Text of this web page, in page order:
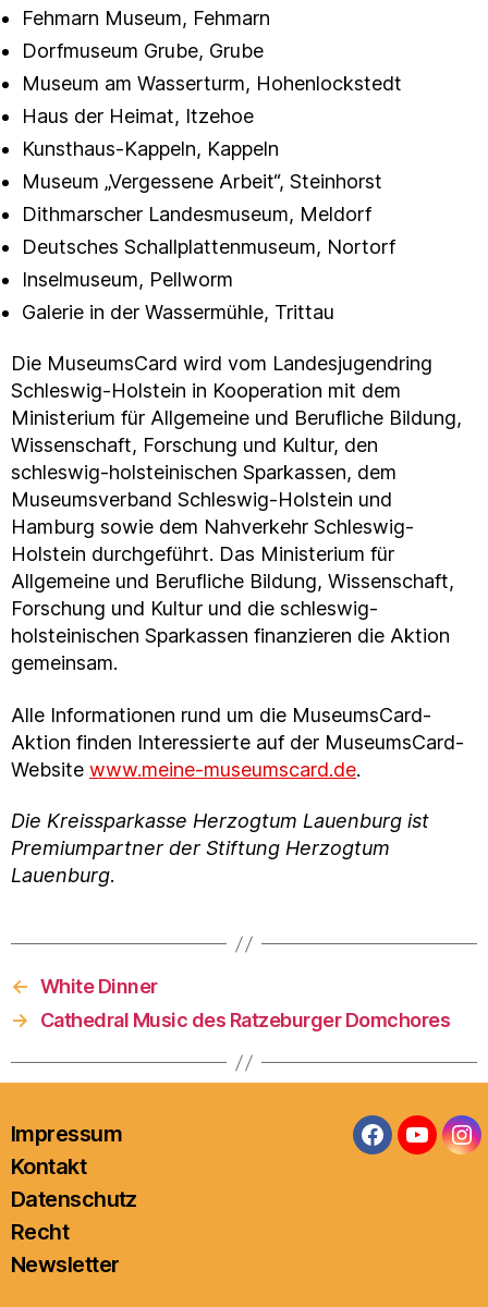
Fehmarn Museum, Fehmarn
Dorfmuseum Grube, Grube
Museum am Wasserturm, Hohenlockstedt
Haus der Heimat, Itzehoe
Kunsthaus-Kappeln, Kappeln
Museum „Vergessene Arbeit“, Steinhorst
Dithmarscher Landesmuseum, Meldorf
Deutsches Schallplattenmuseum, Nortorf
Inselmuseum, Pellworm
Galerie in der Wassermühle, Trittau
Die MuseumsCard wird vom Landesjugendring
Schleswig-Holstein in Kooperation mit dem
Ministerium für Allgemeine und Berufliche Bildung,
Wissenschaft, Forschung und Kultur, den
schleswig-holsteinischen Sparkassen, dem
Museumsverband Schleswig-Holstein und
Hamburg sowie dem Nahverkehr Schleswig-
Holstein durchgeführt. Das Ministerium für
Allgemeine und Berufliche Bildung, Wissenschaft,
Forschung und Kultur und die schleswig-
holsteinischen Sparkassen finanzieren die Aktion
gemeinsam.
Alle Informationen rund um die MuseumsCard-
Aktion finden Interessierte auf der MuseumsCard-
Website www.meine-museumscard.de.
Die Kreissparkasse Herzogtum Lauenburg ist
Premiumpartner der Stiftung Herzogtum
Lauenburg.
← White Dinner
→
Cathedral Music des Ratzeburger Domchores
Impressum
Kontakt
Datenschutz
Recht
Newsletter
Facebook